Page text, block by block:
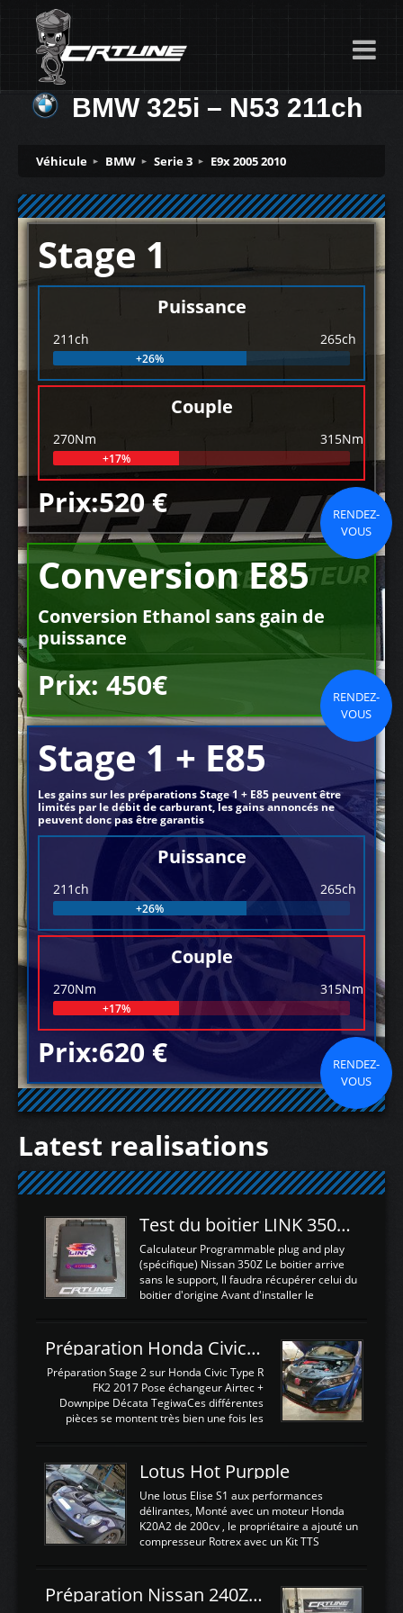
BMW 325i – N53 211ch
Véhicule BMW Serie 3 E9x 2005 2010
Stage 1
Puissance
211ch 265ch
+26%
Couple
270Nm 315Nm
+17%
Prix:520 €
RENDEZ-
VOUS
Conversion E85
Conversion Ethanol sans gain de
puissance
Prix: 450€
RENDEZ-
VOUS
Stage 1 + E85
Les gains sur les préparations Stage 1 + E85 peuvent être
limités par le débit de carburant, les gains annoncés ne
peuvent donc pas être garantis
Puissance
211ch 265ch
+26%
Couple
270Nm 315Nm
+17%
Prix:620 €
RENDEZ-
VOUS
Latest realisations
Test du boitier LINK 350Z Plugin ECU
Calculateur Programmable plug and play
(spécifique) Nissan 350Z Le boitier arrive
sans le support, Il faudra récupérer celui du
boitier d'origine Avant d'installer le
d'envoyer l'information de la large bande
dans le boitier. sydney sweeney deepfake
La sortie 0-5V de l'afr sera connectée sur
l'entrée AN Volt 8 et GndAN pour
Analogique, et Volt car l'information est une
tension (Pas une résistance variable d'un
est temps de brancher le ...
Préparation Honda Civic Type R FK2
Préparation Stage 2 sur Honda Civic Type R
FK2 2017 Pose échangeur Airtec +
Downpipe Décata TegiwaCes différentes
pièces se montent très bien une fois les
légere découpe du plastique inferieur,
negénant en rien la structure ou le
fonctionnement du fond plat. Une
reprogrammation Stage 2 est faite sur le
calculateur d'origine. Une alternative
économique au passage sur Hondata
d'origine 310cv et 400Nn , Une fois
reprogrammé et les ...
Lotus Hot Purpple
Une lotus Elise S1 aux performances
délirantes, Monté avec un moteur Honda
K20A2 de 200cv , le propriétaire a ajouté un
compresseur Rotrex avec un Kit TTS
d'augmenter la puissance de son moteur:
un watercooler a été ajouté. 300Cv sans
Préparation Nissan 240Z SR20DET